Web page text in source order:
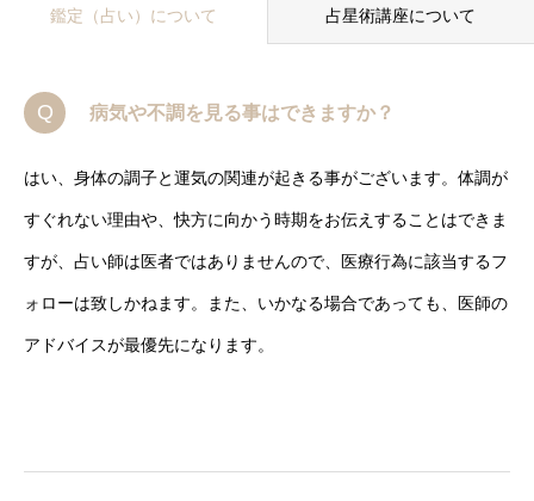
鑑定（占い）について 占星術講座について
Q 病気や不調を見る事はできますか？
はい、身体の調子と運気の関連が起きる事がございます。体調が
すぐれない理由や、快方に向かう時期をお伝えすることはできま
すが、占い師は医者ではありませんので、医療行為に該当するフ
ォローは致しかねます。また、いかなる場合であっても、医師の
アドバイスが最優先になります。